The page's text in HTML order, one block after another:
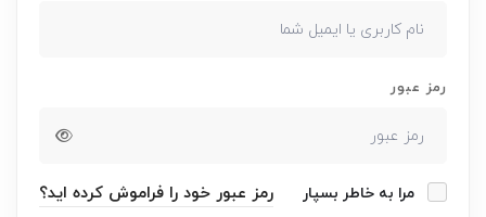
رمز عبور
مرا به خاطر بسپار رمز عبور خود را فراموش کرده اید؟